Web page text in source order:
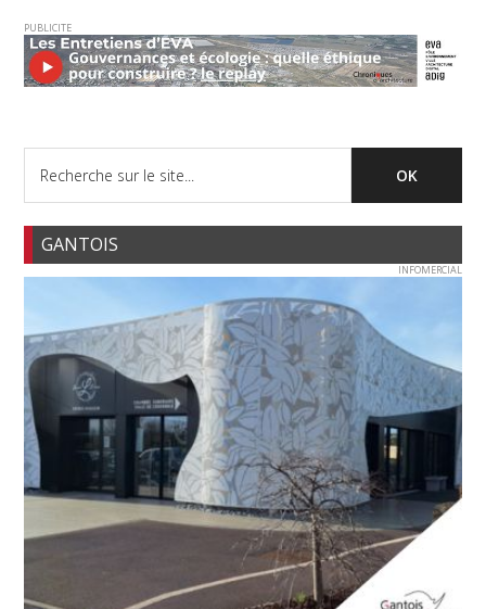
PUBLICITE
GANTOIS
INFOMERCIAL